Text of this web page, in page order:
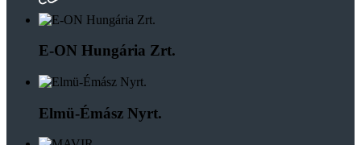
E-ON Hungária Zrt.
Elmü-Émász Nyrt.